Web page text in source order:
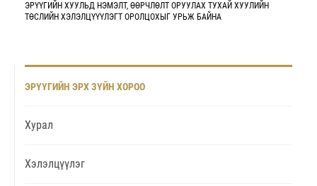
ЭРҮҮГИЙН ХУУЛЬД НЭМЭЛТ‚ ӨӨРЧЛӨЛТ ОРУУЛАХ ТУХАЙ ХУУЛИЙН
ТӨСЛИЙН ХЭЛЭЛЦҮҮҮЛЭГТ ОРОЛЦОХЫГ УРЬЖ БАЙНА
ЭРҮҮГИЙН ЭРХ ЗҮЙН ХОРОО
Хурал
Хэлэлцүүлэг